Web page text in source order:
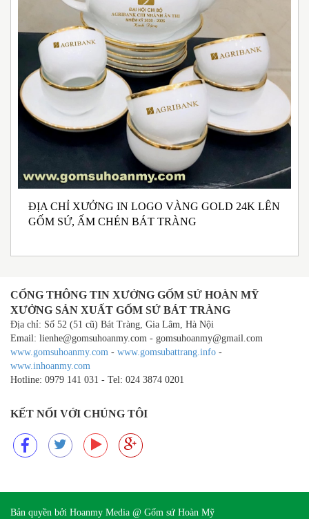
ĐỊA CHỈ XƯỞNG IN LOGO VÀNG GOLD 24K LÊN
GỐM SỨ, ẤM CHÉN BÁT TRÀNG
CỔNG THÔNG TIN XƯỞNG GỐM SỨ HOÀN MỸ
XƯỞNG SẢN XUẤT GỐM SỨ BÁT TRÀNG
Địa chỉ: Số 52 (51 cũ) Bát Tràng, Gia Lâm, Hà Nội
Email: lienhe@gomsuhoanmy.com - gomsuhoanmy@gmail.com
www.gomsuhoanmy.com - www.gomsubattrang.info -
www.inhoanmy.com
Hotline: 0979 141 031 - Tel: 024 3874 0201
KẾT NỐI VỚI CHÚNG TÔI
Bản quyền bởi Hoanmy Media @ Gốm sứ Hoàn Mỹ